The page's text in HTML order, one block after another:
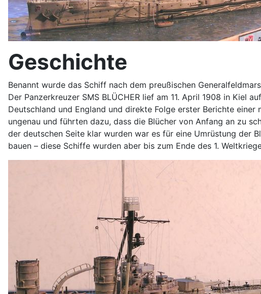
Geschichte
Benannt wurde das Schiff nach dem preußischen
Der Panzerkreuzer SMS BLÜCHER lief am 11. April 1908 in Kiel
Deutschland und England und direkte Folge erster Berichte
ungenau und führten dazu, dass die Blücher von Anfang an zu
der deutschen Seite klar wurden war es für eine Umrüstung der
bauen – diese Schiffe wurden aber bis zum Ende des 1.